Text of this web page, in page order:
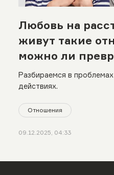
Любовь на
живут такие
можно ли
реальность
Разбираемся в
действиях.
Отношения
09.12.2025, 04:33